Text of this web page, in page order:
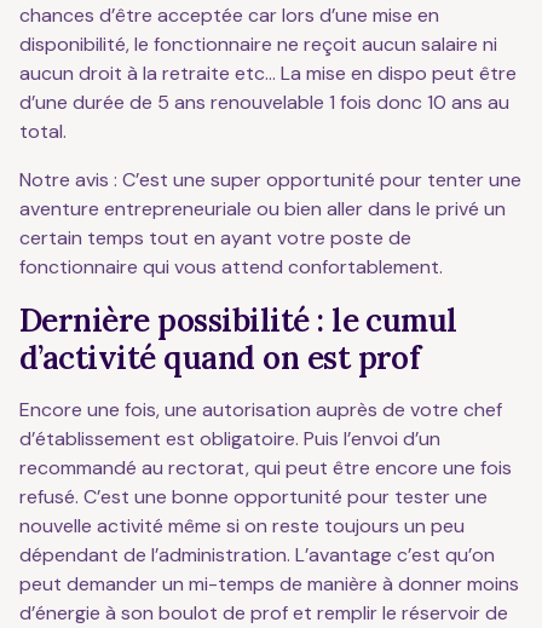
chances d’être acceptée car lors d’une mise en
disponibilité, le fonctionnaire ne reçoit aucun salaire ni
aucun droit à la retraite etc… La mise en dispo peut être
d’une durée de 5 ans renouvelable 1 fois donc 10 ans au
total.
Notre avis : C’est une super opportunité pour tenter une
aventure entrepreneuriale ou bien aller dans le privé un
certain temps tout en ayant votre poste de
fonctionnaire qui vous attend confortablement.
Dernière possibilité : le cumul
d’activité quand on est prof
Encore une fois, une autorisation auprès de votre chef
d’établissement est obligatoire. Puis l’envoi d’un
recommandé au rectorat, qui peut être encore une fois
refusé. C’est une bonne opportunité pour tester une
nouvelle activité même si on reste toujours un peu
dépendant de l’administration. L’avantage c’est qu’on
peut demander un mi-temps de manière à donner moins
d’énergie à son boulot de prof et remplir le réservoir de